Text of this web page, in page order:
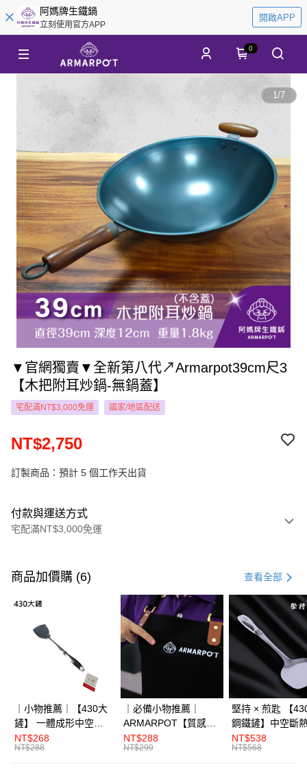
阿媽牌生鐵鍋
立刻使用官方APP
開啟APP
0
1/7
▼官網獨賣▼全新第八代↗Armarpot39cm尺3
【木把附耳炒鍋-無鍋蓋】
宅配滿NT$3,000免運 國家/地區配送
NT$2,750
訂製商品：預計 5 個工作天出貨
付款與運送方式
宅配滿NT$3,000免運
信用卡一次付款
LINE Pay
Apple Pay
大哥付你分期
相關說明
【大哥付你分期使用說明】
1.本服務由台灣大哥大提供，台灣大哥大用戶可立即使用無須另外申請。
AFTEE先享後付
商品加價購 (6) 查看全部
｜小物推薦｜【430大
鏟】 一體成形中空斷
熱
NT$268
NT$288
｜必備小物推薦｜
ARMARPOT【質感圍
裙】厚實帆布設計 防
潑水 耐髒易清潔
NT$288
NT$299
堅持 × 煎匙 【
鋼鐵鏟】中空斷
體成形
NT$538
NT$568